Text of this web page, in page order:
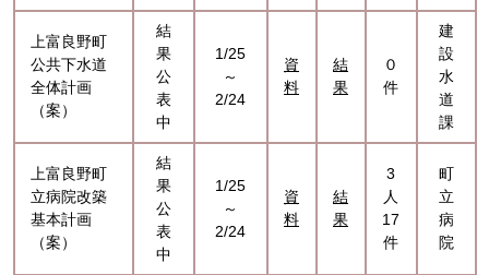
上富良野町
公共下水道
全体計画
（案）
結
果
公
表
中
1/25
～
2/24
資
料
結
果
０
件
建
設
水
道
課
上富良野町
立病院改築
基本計画
（案）
結
果
公
表
中
1/25
～
2/24
資
料
結
果
3
人
17
件
町
立
病
院